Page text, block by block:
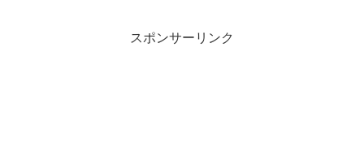
スポンサーリンク